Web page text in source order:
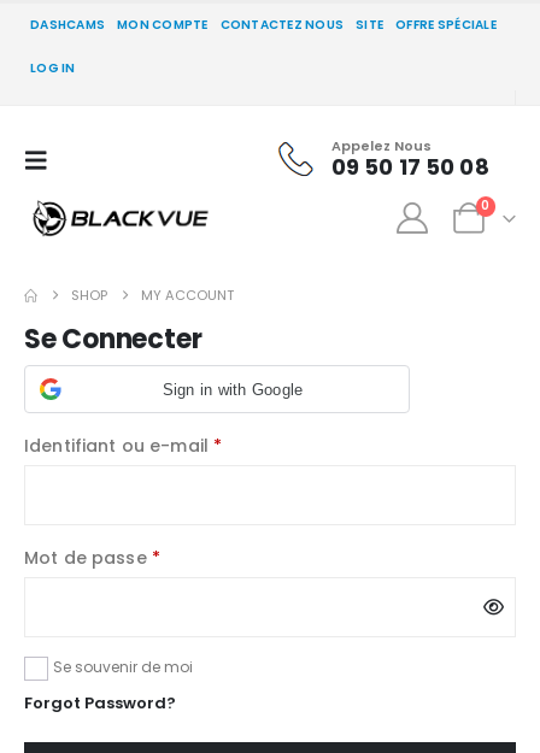
DASHCAMS MON COMPTE CONTACTEZ NOUS SITE OFFRE SPÉCIALE
LOG IN
Appelez Nous
09 50 17 50 08
0
SHOP MY ACCOUNT
Se Connecter
Sign in with Google
Identifiant ou e-mail *
Mot de passe *Obligatoire
Se souvenir de moi
Forgot Password?